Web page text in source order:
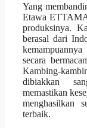
Yang
Etawa
produksinya.
berasal dari
secara
Kambing-
dibiakkan
memastikan
menghasilkan
terbaik.